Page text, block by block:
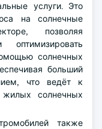
услуги. Это
на солнечные
позволяя
солнечных
больший
что ведёт к
солнечных
также